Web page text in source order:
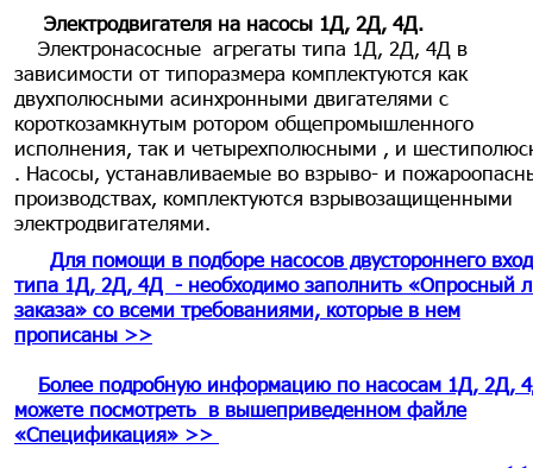
Электродвигателя на насосы 1Д, 2Д, 4Д.
Электронасосные агрегаты типа 1Д, 2Д, 4Д в
зависимости от типоразмера комплектуются как
двухполюсными асинхронными двигателями с
короткозамкнутым ротором общепромышленного
исполнения, так и четырехполюсными , и
. Насосы, устанавливаемые во взрыво- и
производствах, комплектуются взрывозащищенными
электродвигателями.
Для помощи в подборе насосов двустороннего
типа 1Д, 2Д, 4Д - необходимо заполнить «Опросный
заказа» со всеми требованиями, которые в нем
прописаны >>
Более подробную информацию по насосам 1Д, 2Д,
можете посмотреть в вышеприведенном файле
«Спецификация» >>